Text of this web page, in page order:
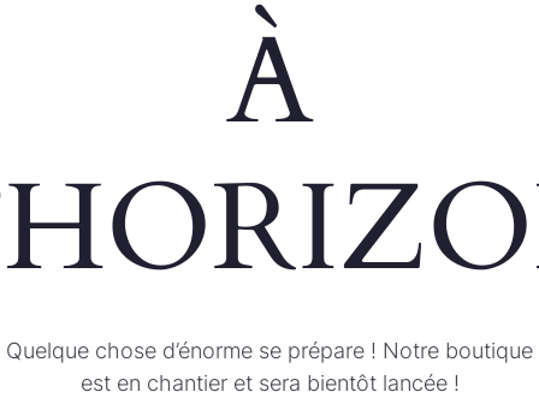
À
Quelque chose d’énorme se prépare ! Notre boutique
est en chantier et sera bientôt lancée !